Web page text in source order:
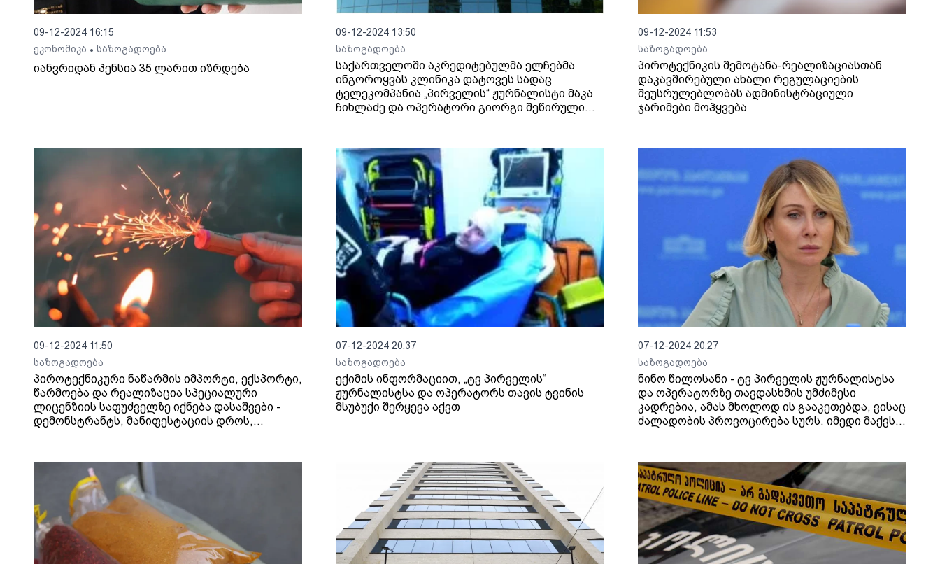
09-12-2024 16:15
ეკონომიკა • საზოგადოება
იანვრიდან პენსია 35 ლარით იზრდება
09-12-2024 13:50
საზოგადოება
საქართველოში აკრედიტებულმა ელჩებმა
ინგოროყვას კლინიკა დატოვეს სადაც
ტელეკომპანია „პირველის“ ჟურნალისტი მაკა
ჩიხლაძე და ოპერატორი გიორგი შეწირული
09-12-2024 11:53
საზოგადოება
პიროტექნიკის შემოტანა-რეალიზაციასთან
დაკავშირებული ახალი რეგულაციების
შეუსრულებლობას ადმინისტრაციული
ჯარიმები მოჰყვება
09-12-2024 11:50
საზოგადოება
პიროტექნიკური ნაწარმის იმპორტი, ექსპორტი,
წარმოება და რეალიზაცია სპეციალური
ლიცენზიის საფუძველზე იქნება დასაშვები -
დემონსტრანტს, მანიფესტაციის დროს,
07-12-2024 20:37
საზოგადოება
ექიმის ინფორმაციით, „ტვ პირველის“
ჟურნალისტსა და ოპერატორს თავის ტვინის
მსუბუქი შერყევა აქვთ
07-12-2024 20:27
საზოგადოება
ნინო წილოსანი - ტვ პირველის ჟურნალისტსა
და ოპერატორზე თავდასხმის უმძიმესი
კადრებია, ამას მხოლოდ ის გააკეთებდა, ვისაც
ძალადობის პროვოცირება სურს. იმედი მაქვს,